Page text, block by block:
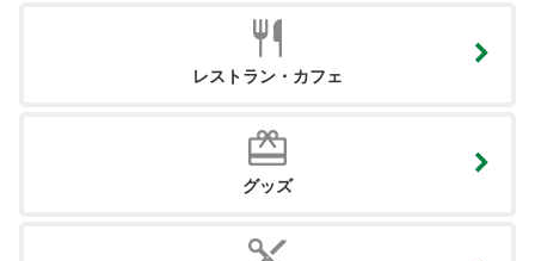
レストラン・カフェ
グッズ